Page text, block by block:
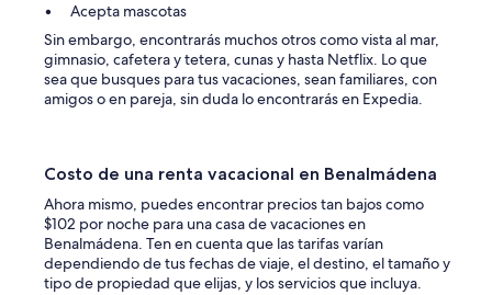
Acepta mascotas
Sin embargo, encontrarás muchos otros como vista al mar,
gimnasio, cafetera y tetera, cunas y hasta Netflix. Lo que
sea que busques para tus vacaciones, sean familiares, con
amigos o en pareja, sin duda lo encontrarás en Expedia.
Costo de una renta vacacional en Benalmádena
Ahora mismo, puedes encontrar precios tan bajos como
$102 por noche para una casa de vacaciones en
Benalmádena. Ten en cuenta que las tarifas varían
dependiendo de tus fechas de viaje, el destino, el tamaño y
tipo de propiedad que elijas, y los servicios que incluya.